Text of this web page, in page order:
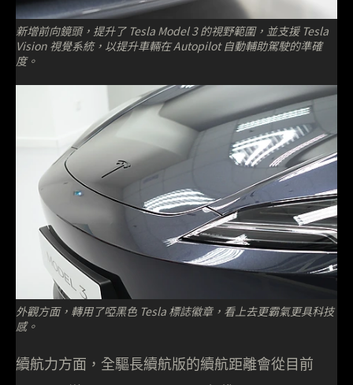
新增前向鏡頭，提升了 Tesla Model 3 的視野範圍，並支援 Tesla
Vision 視覺系統，以提升車輛在 Autopilot 自動輔助駕駛的準確
度。
外觀方面，轉用了啞黑色 Tesla 標誌徽章，看上去更霸氣更具科技
感。
續航力方面，全驅長續航版的續航距離會從目前